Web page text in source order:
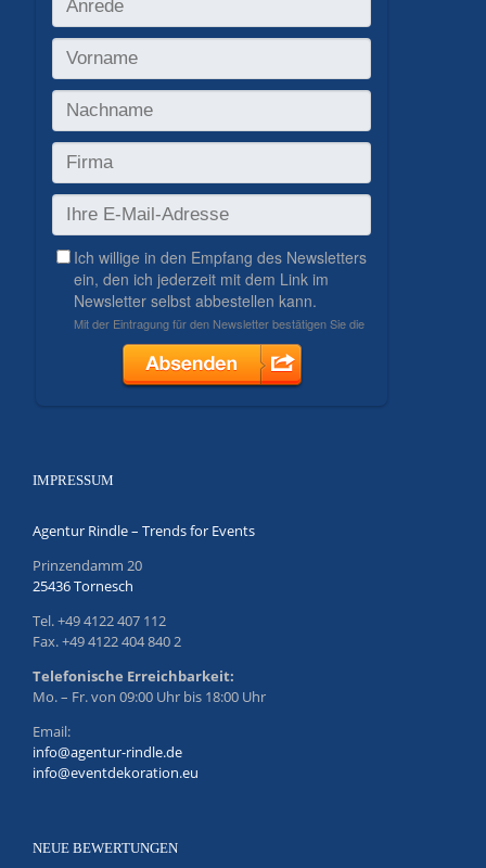
IMPRESSUM
Agentur Rindle – Trends for Events
Prinzendamm 20
25436 Tornesch
Tel. +49 4122 407 112
Fax. +49 4122 404 840 2
Telefonische Erreichbarkeit:
Mo. – Fr. von 09:00 Uhr bis 18:00 Uhr
Email:
info@agentur-rindle.de
info@eventdekoration.eu
NEUE BEWERTUNGEN